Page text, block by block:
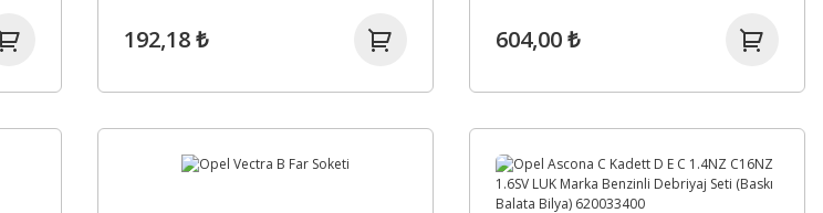
192,18 ₺ 604,00 ₺